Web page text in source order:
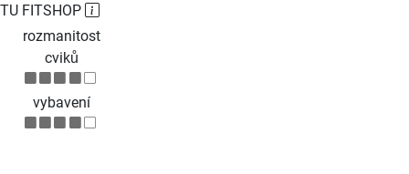
FITSHOP
rozmanitost
cviků
vybavení